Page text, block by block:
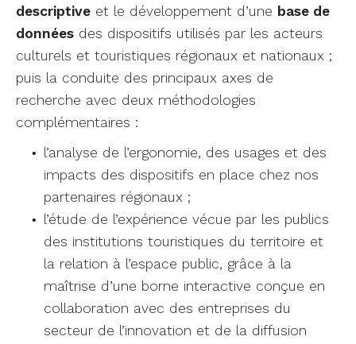
descriptive et le développement d’une base de
données des dispositifs utilisés par les acteurs
culturels et touristiques régionaux et nationaux ;
puis la conduite des principaux axes de
recherche avec deux méthodologies
complémentaires :
l’analyse de l’ergonomie, des usages et des
impacts des dispositifs en place chez nos
partenaires régionaux ;
l’étude de l’expérience vécue par les publics
des institutions touristiques du territoire et
la relation à l’espace public, grâce à la
maîtrise d’une borne interactive conçue en
collaboration avec des entreprises du
secteur de l’innovation et de la diffusion